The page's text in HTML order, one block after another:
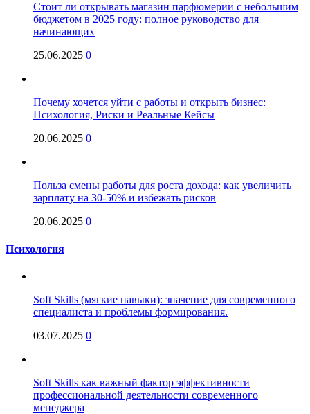
Стоит ли открывать магазин парфюмерии с небольшим
бюджетом в 2025 году: полное руководство для
начинающих
25.06.2025 0
Почему хочется уйти с работы и открыть бизнес:
Психология, Риски и Реальные Кейсы
20.06.2025 0
Польза смены работы для роста дохода: как увеличить
зарплату на 30-50% и избежать рисков
20.06.2025 0
Психология
Soft Skills (мягкие навыки): значение для современного
специалиста и проблемы формирования.
03.07.2025 0
Soft Skills как важный фактор эффективности
профессиональной деятельности современного
менеджера